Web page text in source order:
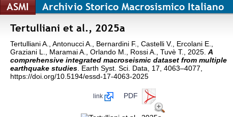
ASMI Archivio Storico Macrosismico Italiano
Tertulliani et al., 2025a
Tertulliani A., Antonucci A., Bernardini F., Castelli V., Ercolani E.,
Graziani L., Maramai A., Orlando M., Rossi A., Tuvè T., 2025. A
comprehensive integrated macroseismic dataset from multiple
earthquake studies . Earth Syst. Sci. Data, 17, 4063–4077,
https://doi.org/10.5194/essd-17-4063-2025
link PDF